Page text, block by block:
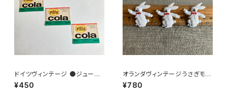
ドイツヴィンテージ ●ジュース
ラベル3枚組●vitacolaビタコ
ーラ
¥450
オランダヴィンテージうさぎモチ
ーフプラパーツ30個セットNo6
¥780